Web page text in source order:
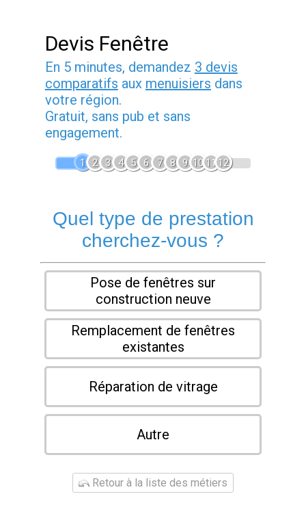
Devis Fenêtre
En 5 minutes, demandez 3 devis
comparatifs aux menuisiers dans
votre région.
Gratuit, sans pub et sans
engagement.
1 2 3 4 5 6 7 8 9 1011 12
Quel type de prestation
cherchez-vous ?
Pose de fenêtres sur
construction neuve
Remplacement de fenêtres
existantes
Réparation de vitrage
Autre
Retour à la liste des métiers